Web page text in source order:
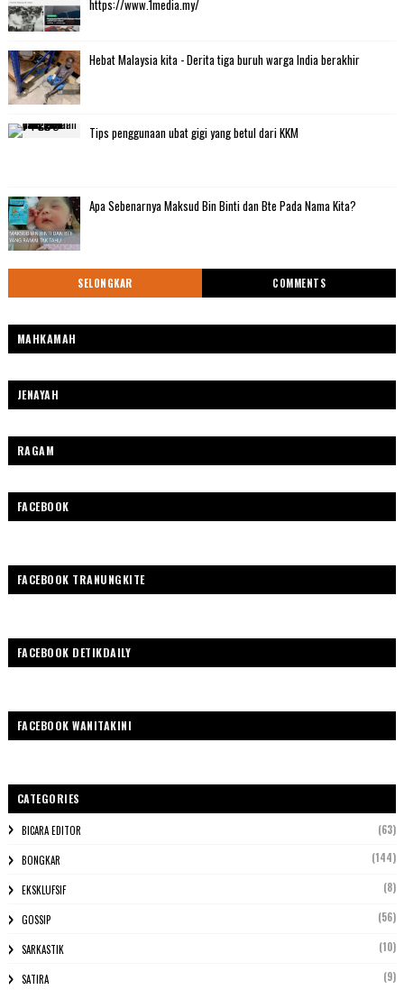
https://www.1media.my/
Hebat Malaysia kita - Derita tiga buruh warga India berakhir
Tips penggunaan ubat gigi yang betul dari KKM
Apa Sebenarnya Maksud Bin Binti dan Bte Pada Nama Kita?
SELONGKAR COMMENTS
MAHKAMAH
JENAYAH
RAGAM
FACEBOOK
FACEBOOK TRANUNGKITE
FACEBOOK DETIKDAILY
FACEBOOK WANITAKINI
CATEGORIES
BICARA EDITOR (63)
BONGKAR (144)
EKSKLUFSIF (8)
GOSSIP (56)
SARKASTIK (10)
SATIRA (9)